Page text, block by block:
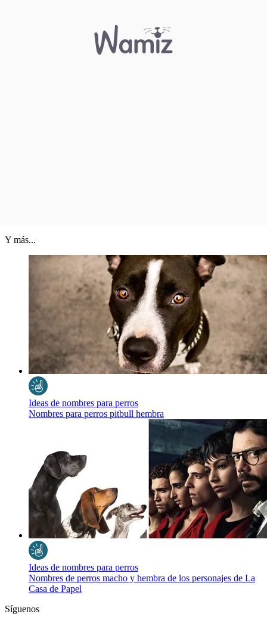
Y más...
Ideas de nombres para perros
Nombres para perros pitbull hembra
Ideas de nombres para perros
Nombres de perros macho y hembra de los personajes de La
Casa de Papel
Síguenos